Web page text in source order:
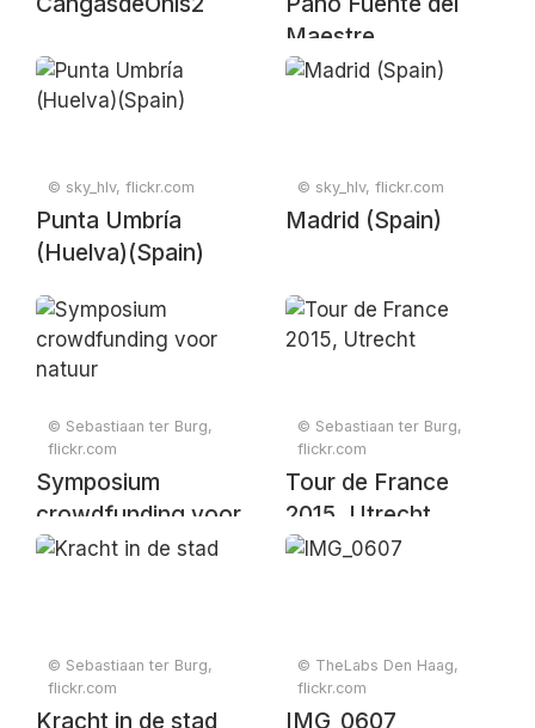
Maestre
© sky_hlv, flickr.com
Punta Umbría
(Huelva)(Spain)
© sky_hlv, flickr.com
Madrid (Spain)
© Sebastiaan ter Burg,
flickr.com
Symposium
crowdfunding voor
natuur
© Sebastiaan ter Burg,
flickr.com
Tour de France
2015, Utrecht
© Sebastiaan ter Burg,
flickr.com
Kracht in de stad
© TheLabs Den Haag,
flickr.com
IMG_0607